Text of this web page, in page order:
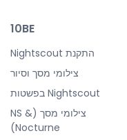
10BE
התקנת Nightscout
צילומי מסך וסיור
Nightscout בפשטות
צילומי מסך (NS &
Nocturne)